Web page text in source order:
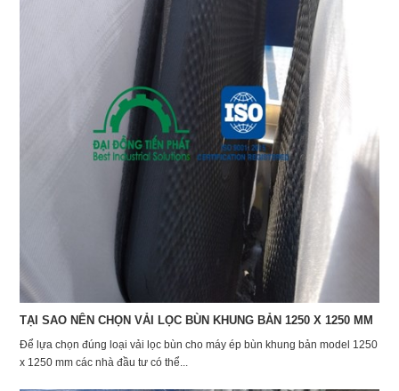
TẠI SAO NÊN CHỌN VẢI LỌC BÙN KHUNG BẢN 1250 X 1250 MM
Để lựa chọn đúng loại vải lọc bùn cho máy ép bùn khung bản model 1250
x 1250 mm các nhà đầu tư có thể...